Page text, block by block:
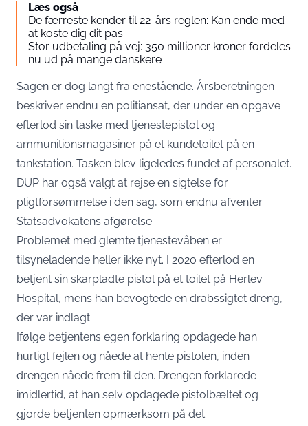
Læs også
De færreste kender til 22-års reglen: Kan ende med
at koste dig dit pas
Stor udbetaling på vej: 350 millioner kroner fordeles
nu ud på mange danskere
Sagen er dog langt fra enestående. Årsberetningen
beskriver endnu en politiansat, der under en opgave
efterlod sin taske med tjenestepistol og
ammunitionsmagasiner på et kundetoilet på en
tankstation. Tasken blev ligeledes fundet af personalet.
DUP har også valgt at rejse en sigtelse for
pligtforsømmelse i den sag, som endnu afventer
Statsadvokatens afgørelse.
Problemet med glemte tjenestevåben er
tilsyneladende heller ikke nyt. I 2020 efterlod en
betjent sin skarpladte pistol på et toilet på Herlev
Hospital, mens han bevogtede en drabssigtet dreng,
der var indlagt.
Ifølge betjentens egen forklaring opdagede han
hurtigt fejlen og nåede at hente pistolen, inden
drengen nåede frem til den. Drengen forklarede
imidlertid, at han selv opdagede pistolbæltet og
gjorde betjenten opmærksom på det.